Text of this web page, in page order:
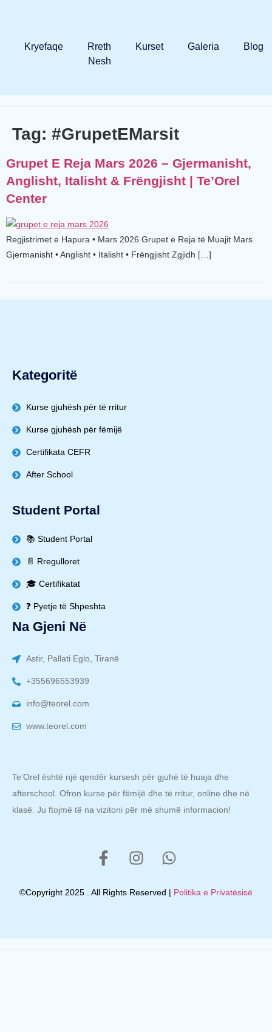
Kryefaqe
Rreth
Nesh
Kurset Galeria Blog
Tag: #GrupetEMarsit
Grupet E Reja Mars 2026 – Gjermanisht,
Anglisht, Italisht & Frëngjisht | Te’Orel
Center
Regjistrimet e Hapura • Mars 2026 Grupet e Reja të Muajit Mars
Gjermanisht • Anglisht • Italisht • Frëngjisht Zgjidh […]
Kategoritë
Kurse gjuhësh për të rritur
Kurse gjuhësh për fëmijë
Certifikata CEFR
After School
Student Portal
📚 Student Portal
📄 Rregulloret
🎓 Certifikatat
❓ Pyetje të Shpeshta
Na Gjeni Në
Astir, Pallati Eglo, Tiranë
+355696553939
info@teorel.com
www.teorel.com
Te’Orel është një qendër kursesh për gjuhë të huaja dhe
afterschool. Ofron kurse për fëmijë dhe të rritur, online dhe në
klasë. Ju ftojmë të na vizitoni për më shumë informacion!
©Copyright 2025 . All Rights Reserved | Politika e Privatësisë